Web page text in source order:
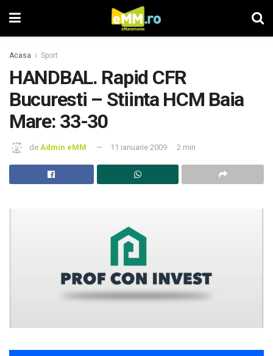
Acasa Sport
HANDBAL. Rapid CFR
Bucuresti – Stiinta HCM Baia
Mare: 33-30
de Admin eMM 11 ianuarie 2009 2 min